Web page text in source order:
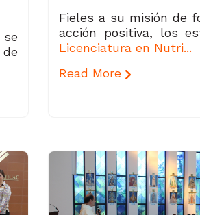
de
Fieles a su misión de
acción positiva, los
Licenciatura en Nutri...
Read More